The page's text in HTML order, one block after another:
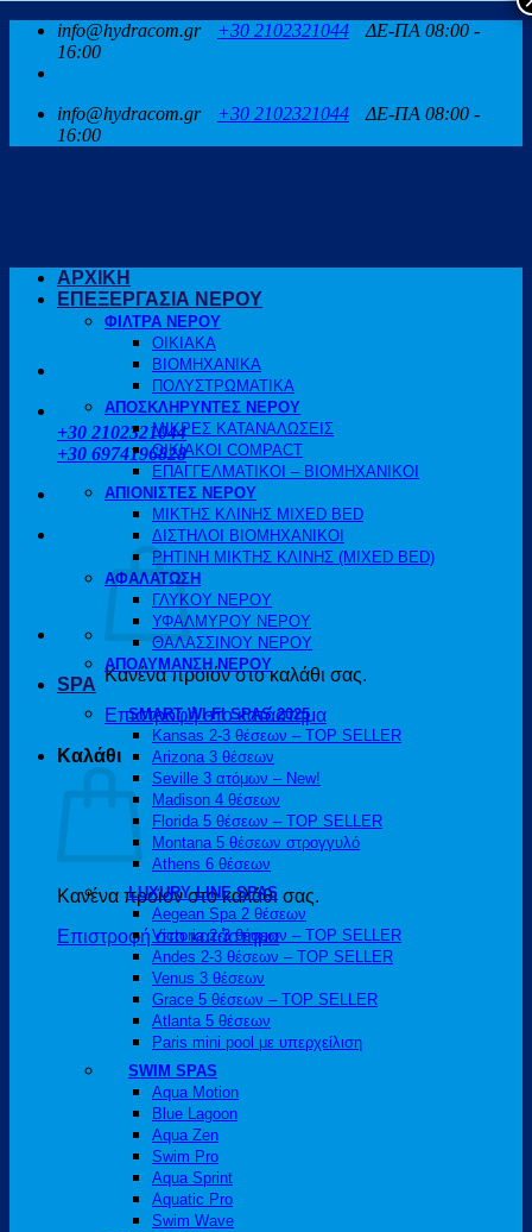
Μετάβαση
περιεχόμενο
info@hydracom.gr +30 2102321044
ΔΕ-ΠΑ 08:00 -
16:00
info@hydracom.gr +30 2102321044
ΔΕ-ΠΑ 08:00 -
16:00
ΚΑΛΕΣΤΕ ΜΑΣ
+30 2102321044
+30 6974196828
Κανένα προϊόν στο καλάθι σας.
Επιστροφή στο κατάστημα
Καλάθι
Κανένα προϊόν στο καλάθι σας.
Επιστροφή στο κατάστημα
ΑΡΧΙΚΗ
ΕΠΕΞΕΡΓΑΣΙΑ ΝΕΡΟΥ
ΦΙΛΤΡΑ ΝΕΡΟΥ
ΟΙΚΙΑΚΑ
ΒΙΟΜΗΧΑΝΙΚΑ
ΠΟΛΥΣΤΡΩΜΑΤΙΚΑ
ΑΠΟΣΚΛΗΡΥΝΤΕΣ ΝΕΡΟΥ
ΜΙΚΡΕΣ ΚΑΤΑΝΑΛΩΣΕΙΣ
ΟΙΚΙΑΚΟΙ COMPACT
ΕΠΑΓΓΕΛΜΑΤΙΚΟΙ – ΒΙΟΜΗΧΑΝΙΚΟΙ
ΑΠΙΟΝΙΣΤΕΣ ΝΕΡΟΥ
ΜΙΚΤΗΣ ΚΛΙΝΗΣ MIXED BED
ΔΙΣΤΗΛΟΙ ΒΙΟΜΗΧΑΝΙΚΟΙ
ΡΗΤΙΝΗ ΜΙΚΤΗΣ ΚΛΙΝΗΣ (MIXED BED)
ΑΦΑΛΑΤΩΣΗ
ΓΛΥΚΟΥ ΝΕΡΟΥ
ΥΦΑΛΜΥΡΟΥ ΝΕΡΟΥ
ΘΑΛΑΣΣΙΝΟΥ ΝΕΡΟΥ
ΑΠΟΛΥΜΑΝΣΗ ΝΕΡΟΥ
SPA
SMART WI-FI SPAS 2025
Kansas 2-3 θέσεων – TOP SELLER
Arizona 3 θέσεων
Seville 3 ατόμων – New!
Madison 4 θέσεων
Florida 5 θέσεων – TOP SELLER
Montana 5 θέσεων στρογγυλό
Athens 6 θέσεων
LUXURY LINE SPAS
Aegean Spa 2 θέσεων
Victoria 2-3 θέσεων – TOP SELLER
Andes 2-3 θέσεων – TOP SELLER
Venus 3 θέσεων
Grace 5 θέσεων – TOP SELLER
Atlanta 5 θέσεων
Paris mini pool με υπερχείλιση
SWIM SPAS
Aqua Motion
Blue Lagoon
Aqua Zen
Swim Pro
Aqua Sprint
Aquatic Pro
Swim Wave